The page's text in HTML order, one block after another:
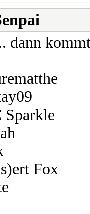
dann
Sparkle
Fox